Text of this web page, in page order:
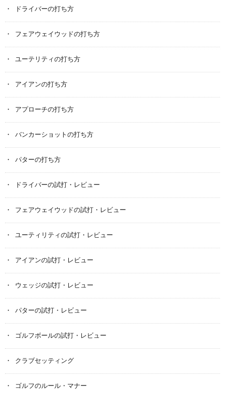
ドライバーの打ち方
フェアウェイウッドの打ち方
ユーテリティの打ち方
アイアンの打ち方
アプローチの打ち方
バンカーショットの打ち方
パターの打ち方
ドライバーの試打・レビュー
フェアウェイウッドの試打・レビュー
ユーティリティの試打・レビュー
アイアンの試打・レビュー
ウェッジの試打・レビュー
パターの試打・レビュー
ゴルフボールの試打・レビュー
クラブセッティング
ゴルフのルール・マナー